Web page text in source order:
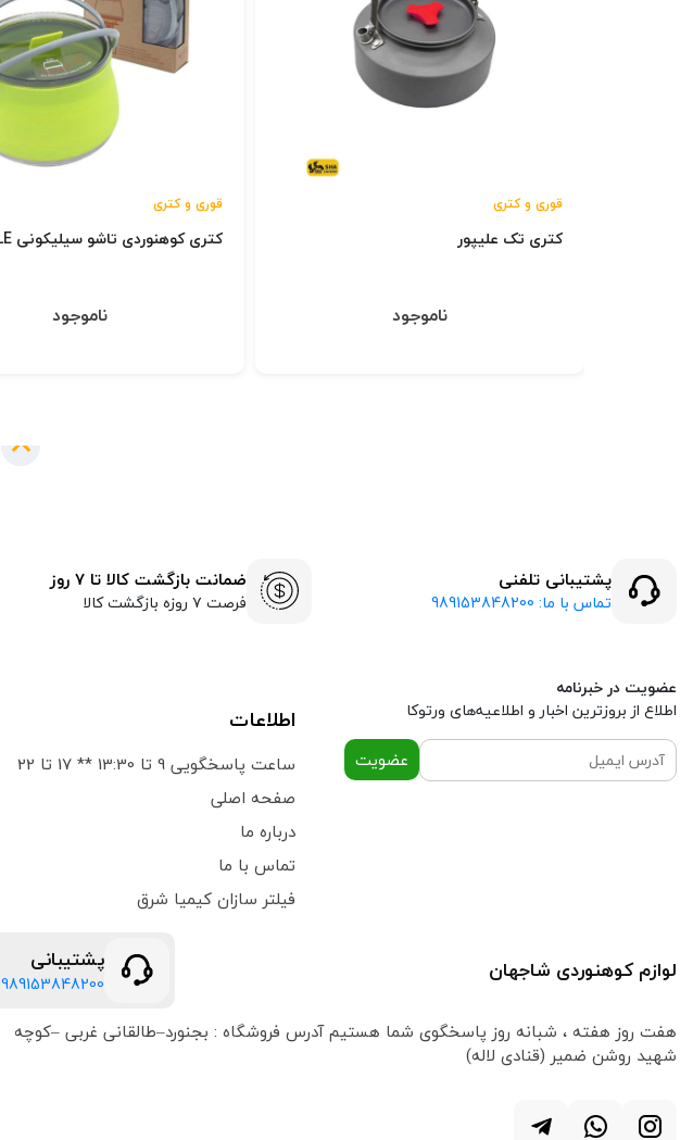
قوری و کتری
کتری تک علیپور
ناموجود
قوری و کتری
كتری کوهنوردی تاشو سيليكونی KETTLE
ناموجود
پشتیبانی تلفنی
تماس با ما: 989153848200
ضمانت بازگشت کالا تا ۷ روز
فرصت ۷ روزه بازگشت کالا
عضویت در خبرنامه
اطلاع از بروز‌ترین اخبار و اطلاعیه‌های ورتوکا
عضویت
اطلاعات
ساعت پاسخگویی 9 تا 13:30 ** 17 تا 22
صفحه اصلی
درباره ما
تماس با ما
فیلتر سازان کیمیا شرق
لوازم کوهنوردی شاجهان پشتیبانی
989153848200
هفت روز هفته ، شبانه روز پاسخگوی شما هستیمآدرس فروشگاه : بجنورد–طالقانی غربی –کوچه
شهید روشن ضمیر (قنادی لاله)